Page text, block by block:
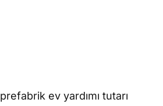
ev yardımı tutarı